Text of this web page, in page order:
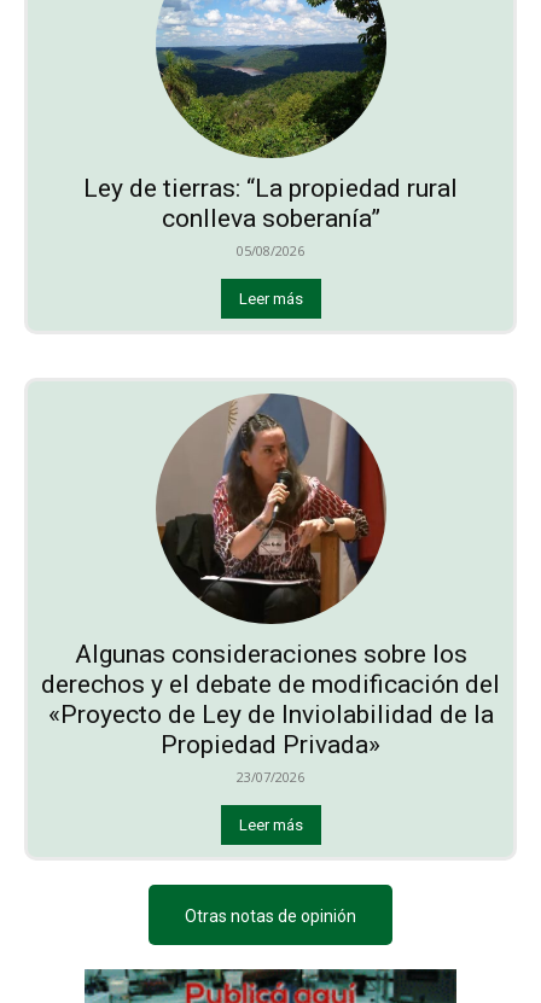
Ley de tierras: “La propiedad rural
conlleva soberanía”
05/08/2026
Leer más
Algunas consideraciones sobre los
derechos y el debate de modificación del
«Proyecto de Ley de Inviolabilidad de la
Propiedad Privada»
23/07/2026
Leer más
Otras notas de opinión